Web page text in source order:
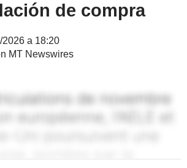
de compra
a 18:20
MT Newswires